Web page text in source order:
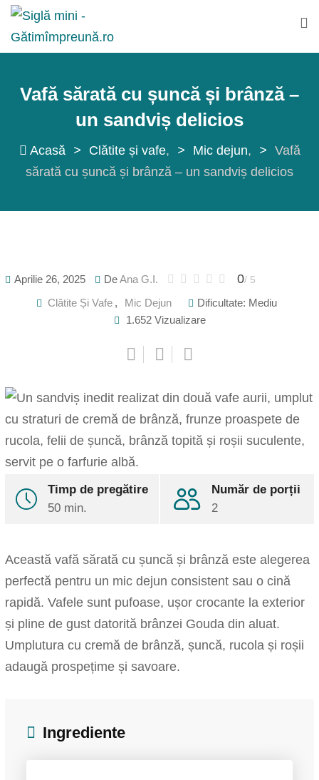
Sări
conținut
Vafă sărată cu șuncă și brânză –
un sandviș delicios
Acasă > Clătite și vafe > Mic dejun > Vafă
sărată cu șuncă și brânză – un sandviș delicios
Aprilie 26, 2025 DeAna G.I. 0/ 5
Clătite Și Vafe , Mic Dejun
Dificultate: Mediu
1.652 Vizualizare
via
Email
Print
Timp de pregătire
50 min.
Număr de porții
2
Această vafă sărată cu șuncă și brânză este alegerea
perfectă pentru un mic dejun consistent sau o cină
rapidă. Vafele sunt pufoase, ușor crocante la exterior
și pline de gust datorită brânzei Gouda din aluat.
Umplutura cu cremă de brânză, șuncă, rucola și roșii
adaugă prospețime și savoare.
Ingrediente